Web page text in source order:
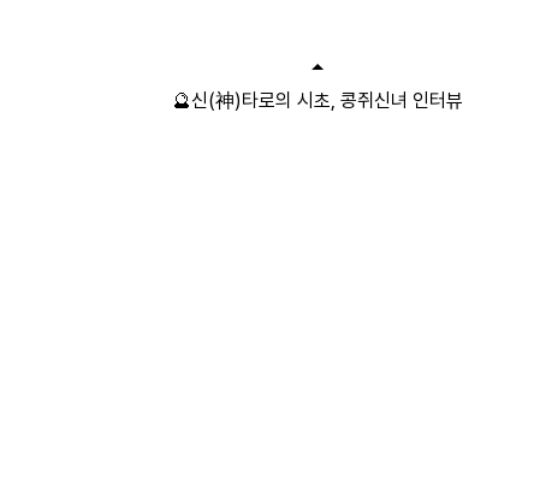
🔮신(神)타로의 시초, 콩쥐신녀 인터뷰